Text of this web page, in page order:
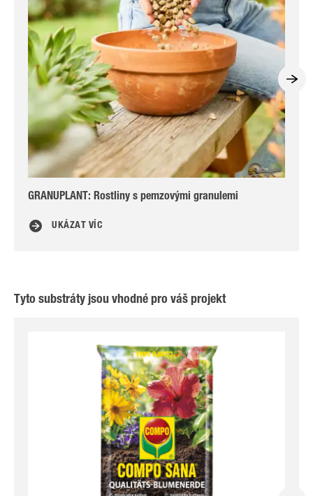
GRANUPLANT: Rostliny s pemzovými granulemi
UKÁZAT VÍC
Tyto substráty jsou vhodné pro váš projekt